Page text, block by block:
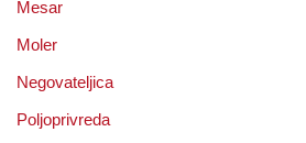
Mesar
Moler
Negovateljica
Poljoprivreda